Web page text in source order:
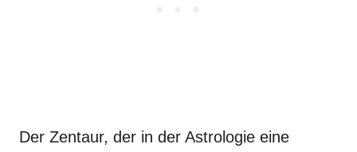
Der Zentaur, der in der Astrologie eine